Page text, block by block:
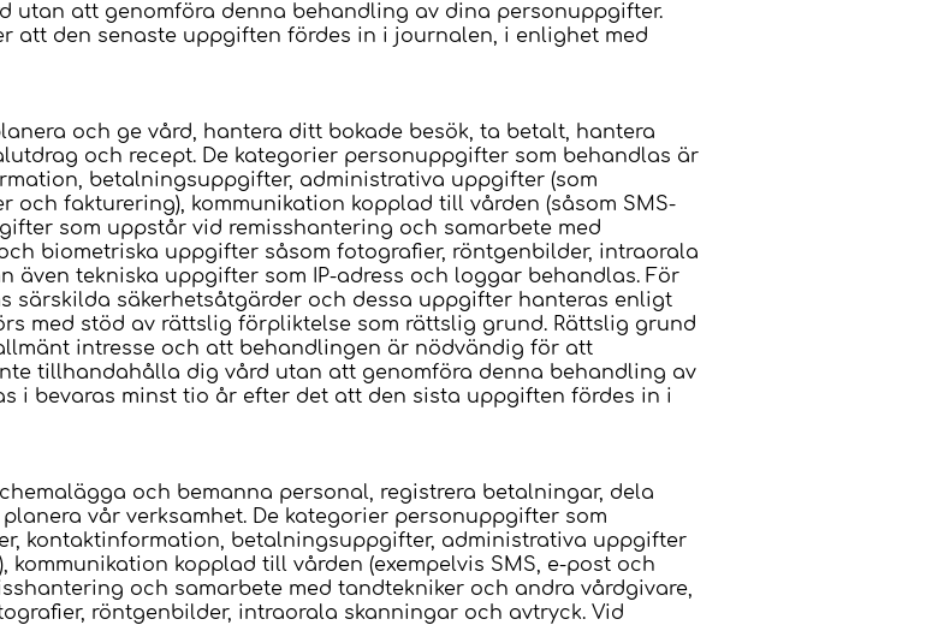
utan att genomföra denna behandling av dina personuppgifter.
att den senaste uppgiften fördes in i journalen, i enlighet med
och ge vård, hantera ditt bokade besök, ta betalt, hantera
och recept. De kategorier personuppgifter som behandlas är
betalningsuppgifter, administrativa uppgifter (som
fakturering), kommunikation kopplad till vården (såsom SMS-
som uppstår vid remisshantering och samarbete med
biometriska uppgifter såsom fotografier, röntgenbilder, intraorala
även tekniska uppgifter som IP-adress och loggar behandlas. För
särskilda säkerhetsåtgärder och dessa uppgifter hanteras enligt
med stöd av rättslig förpliktelse som rättslig grund. Rättslig grund
intresse och att behandlingen är nödvändig för att
tillhandahålla dig vård utan att genomföra denna behandling av
i bevaras minst tio år efter det att den sista uppgiften fördes in i
och bemanna personal, registrera betalningar, dela
vår verksamhet. De kategorier personuppgifter som
kontaktinformation, betalningsuppgifter, administrativa uppgifter
kopplad till vården (exempelvis SMS, e-post och
och samarbete med tandtekniker och andra vårdgivare,
röntgenbilder, intraorala skanningar och avtryck. Vid